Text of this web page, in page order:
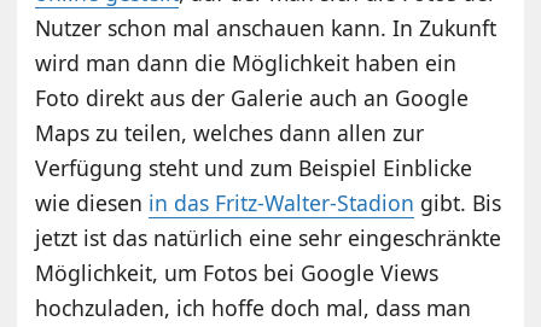
Nutzer schon mal anschauen kann. In Zukunft
wird man dann die Möglichkeit haben ein
Foto direkt aus der Galerie auch an Google
Maps zu teilen, welches dann allen zur
Verfügung steht und zum Beispiel Einblicke
wie diesen in das Fritz-Walter-Stadion gibt. Bis
jetzt ist das natürlich eine sehr eingeschränkte
Möglichkeit, um Fotos bei Google Views
hochzuladen, ich hoffe doch mal, dass man